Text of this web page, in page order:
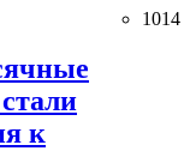
1014
к